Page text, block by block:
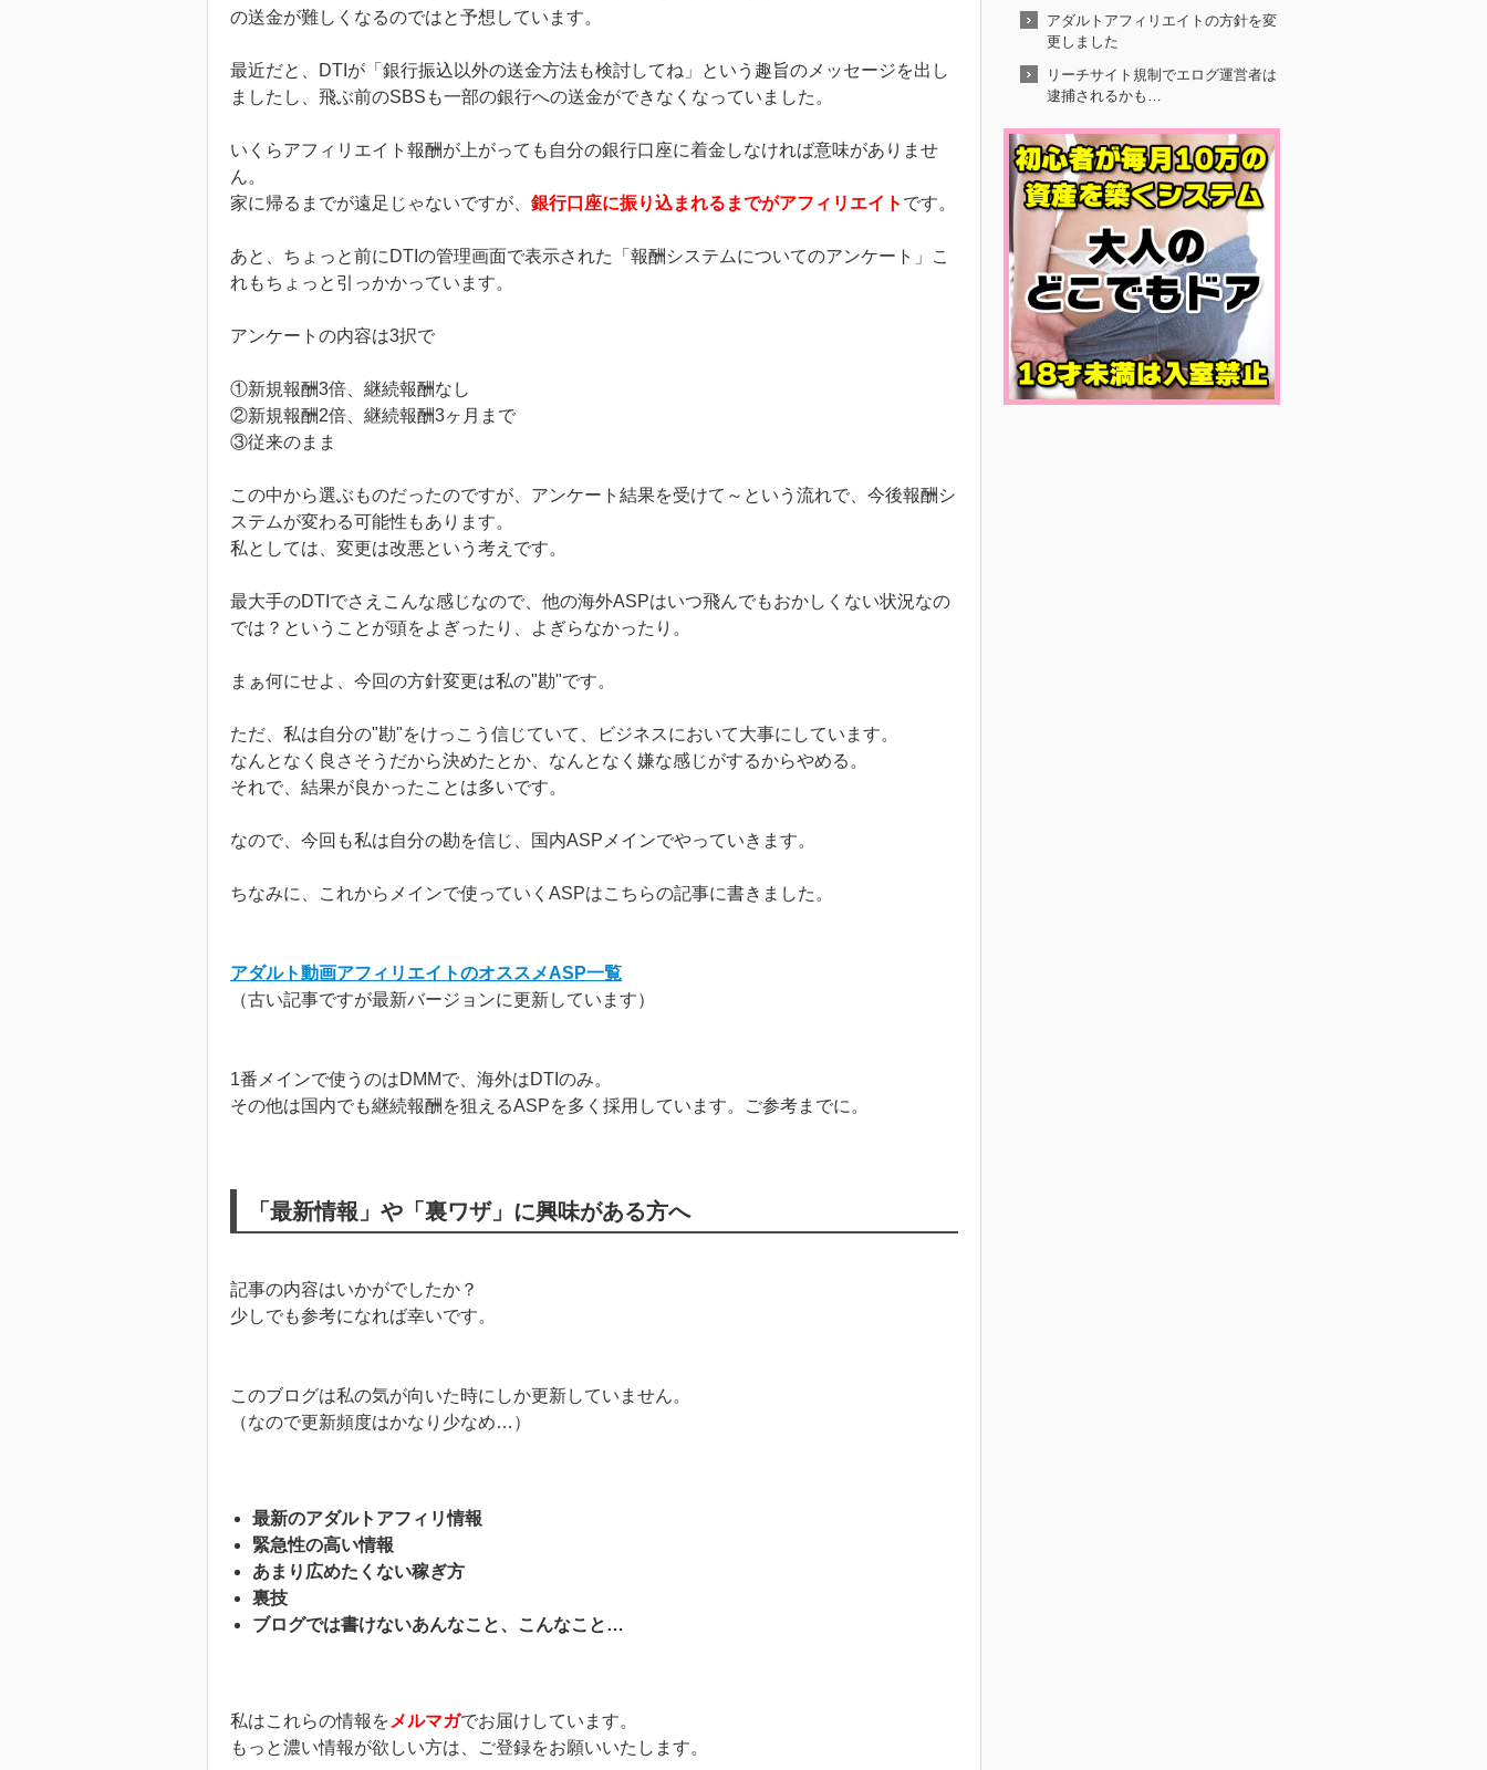
の送金が難しくなるのではと予想しています。
最近だと、DTIが「銀行振込以外の送金方法も検討してね」という趣旨のメッセージを出し
ましたし、飛ぶ前のSBSも一部の銀行への送金ができなくなっていました。
いくらアフィリエイト報酬が上がっても自分の銀行口座に着金しなければ意味がありませ
ん。
家に帰るまでが遠足じゃないですが、 銀行口座に振り込まれるまでがアフィリエイト です。
あと、ちょっと前にDTIの管理画面で表示された「報酬システムについてのアンケート」こ
れもちょっと引っかかっています。
アンケートの内容は3択で
①新規報酬3倍、継続報酬なし
②新規報酬2倍、継続報酬3ヶ月まで
③従来のまま
この中から選ぶものだったのですが、アンケート結果を受けて～という流れで、今後報酬シ
ステムが変わる可能性もあります。
私としては、変更は改悪という考えです。
最大手のDTIでさえこんな感じなので、他の海外ASPはいつ飛んでもおかしくない状況なの
では？ということが頭をよぎったり、よぎらなかったり。
まぁ何にせよ、今回の方針変更は私の"勘"です。
ただ、私は自分の"勘"をけっこう信じていて、ビジネスにおいて大事にしています。
なんとなく良さそうだから決めたとか、なんとなく嫌な感じがするからやめる。
それで、結果が良かったことは多いです。
なので、今回も私は自分の勘を信じ、国内ASPメインでやっていきます。
ちなみに、これからメインで使っていくASPはこちらの記事に書きました。
アダルト動画アフィリエイトのオススメASP一覧
（古い記事ですが最新バージョンに更新しています）
1番メインで使うのはDMMで、海外はDTIのみ。
その他は国内でも継続報酬を狙えるASPを多く採用しています。ご参考までに。
「最新情報」や「裏ワザ」に興味がある方へ
記事の内容はいかがでしたか？
少しでも参考になれば幸いです。
このブログは私の気が向いた時にしか更新していません。
（なので更新頻度はかなり少なめ…）
最新のアダルトアフィリ情報
緊急性の高い情報
あまり広めたくない稼ぎ方
裏技
ブログでは書けないあんなこと、こんなこと…
私はこれらの情報を メルマガでお届けしています。
もっと濃い情報が欲しい方は、ご登録をお願いいたします。
アダルトアフィリエイトの方針を変
更しました
リーチサイト規制でエログ運営者は
逮捕されるかも…